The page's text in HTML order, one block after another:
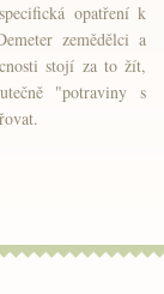
opatření k
zemědělci a
stojí za to žít,
"potraviny s